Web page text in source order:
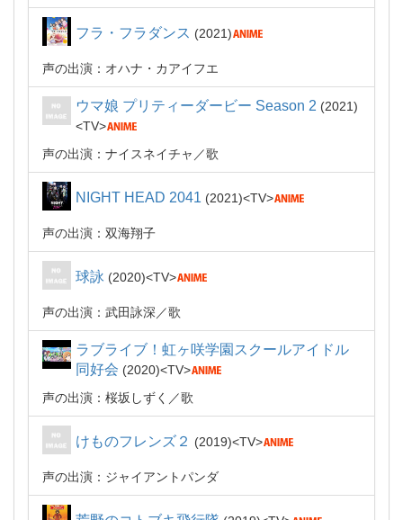
フラ・フラダンス 2021
声の出演：オハナ・カアイフエ
ウマ娘 プリティーダービー Season 2
2021
TV
声の出演：ナイスネイチャ
歌
NIGHT HEAD 2041 2021 TV
声の出演：双海翔子
球詠 2020 TV
声の出演：武田詠深 歌
ラブライブ！虹ヶ咲学園スクールアイドル
同好会
2020
TV
声の出演：桜坂しずく
歌
けものフレンズ２ 2019 TV
声の出演：ジャイアントパンダ